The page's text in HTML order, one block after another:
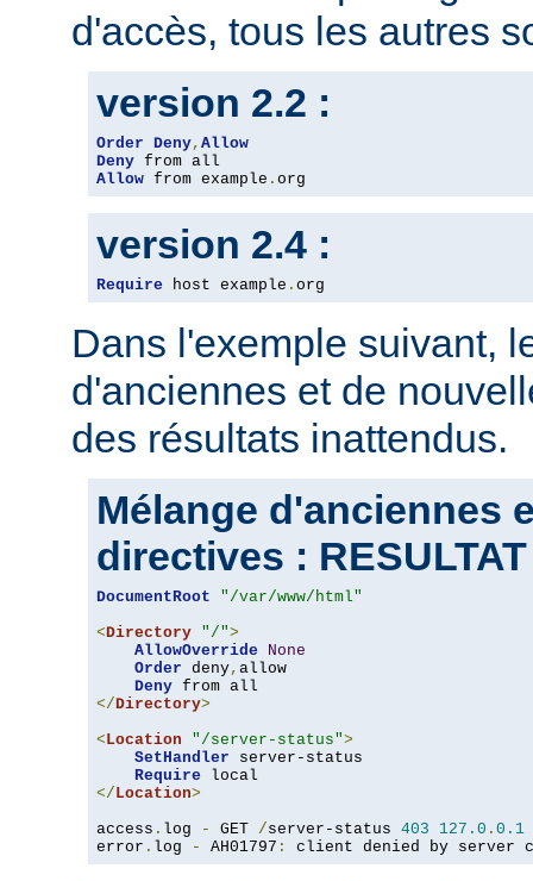
d'accès, tous les autres
version 2.2 :
Order Deny, Allow
Deny
Allow from example . org
version 2.4 :
Require host example . org
Dans l'exemple suivant,
d'anciennes et de
des résultats inattendus.
Mélange d'anciennes
directives :
DocumentRoot
"/var/www/html"
<Directory "/">
AllowOverride
None
Order deny, allow
Deny
</Directory>
<Location "/server-status">
SetHandler server-status
Require
</Location>
access . log - GET /server-status 403 127.0 . 0.1
error . log - AH01797 : client denied by server